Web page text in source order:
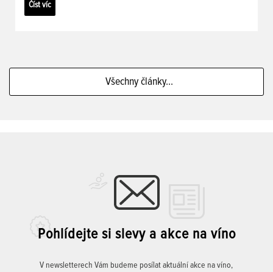
Číst víc
Všechny články...
Pohlídejte si slevy a akce na víno
V newsletterech Vám budeme posílat aktuální akce na víno,